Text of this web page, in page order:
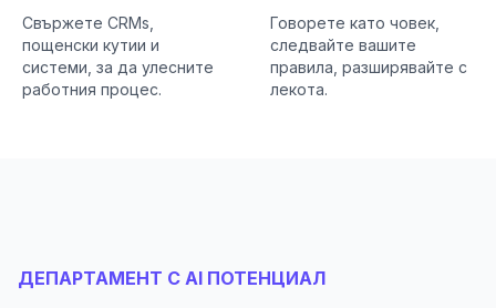
Свържете CRMs,
пощенски кутии и
системи, за да улесните
работния процес.
Говорете като човек,
следвайте вашите
правила, разширявайте с
лекота.
ДЕПАРТАМЕНТ С AI ПОТЕНЦИАЛ